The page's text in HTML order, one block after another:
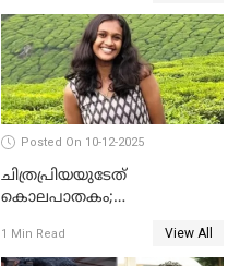
Posted On 10-12-2025
ചിത്രപ്രിയയുടേത്
കൊലപാതകം;
സമ്മതിച്ചെന്ന് പൊലീസ്
1 Min Read View All